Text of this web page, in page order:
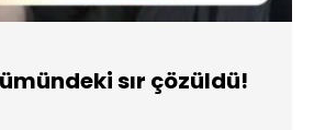
sır çözüldü!